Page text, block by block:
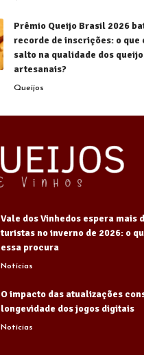
Prêmio Queijo Brasil 2026
recorde de inscrições: o que
salto na qualidade dos
artesanais?
Queijos
Vale dos Vinhedos espera mais
turistas no inverno de 2026: o
essa procura
Notícias
O impacto das atualizações
longevidade dos jogos digitais
Notícias